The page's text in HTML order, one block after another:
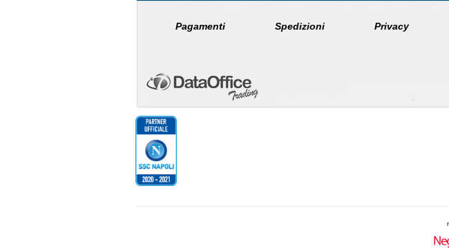
Pagamenti Spedizioni Privacy